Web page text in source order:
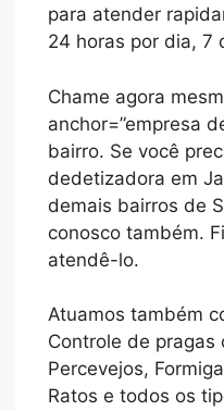
para atender
24 horas por dia, 7
Chame agora
anchor=”empresa
bairro. Se você
dedetizadora em
demais bairros de
conosco também.
atendê-lo.
Atuamos também
Controle de pragas
Percevejos,
Ratos e todos os